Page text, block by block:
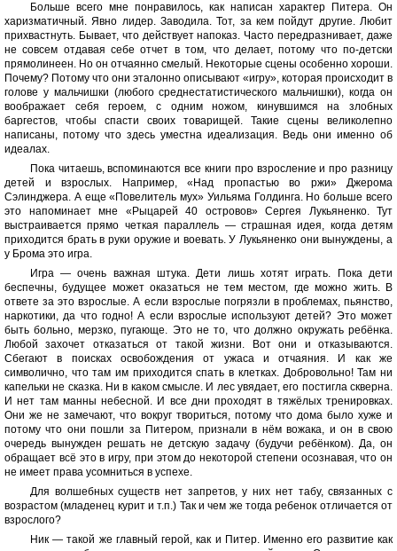
Больше всего мне понравилось, как написан характер Питера. Он
харизматичный. Явно лидер. Заводила. Тот, за кем пойдут другие. Любит
прихвастнуть. Бывает, что действует напоказ. Часто передразнивает, даже
не совсем отдавая себе отчет в том, что делает, потому что по-детски
прямолинеен. Но он отчаянно смелый. Некоторые сцены особенно хороши.
Почему? Потому что они эталонно описывают «игру», которая происходит в
голове у мальчишки (любого среднестатистического мальчишки), когда он
воображает себя героем, с одним ножом, кинувшимся на злобных
баргестов, чтобы спасти своих товарищей. Такие сцены великолепно
написаны, потому что здесь уместна идеализация. Ведь они именно об
идеалах.
Пока читаешь, вспоминаются все книги про взросление и про разницу
детей и взрослых. Например, «Над пропастью во ржи» Джерома
Сэлинджера. А еще «Повелитель мух» Уильяма Голдинга. Но больше всего
это напоминает мне «Рыцарей 40 островов» Сергея Лукьяненко. Тут
выстраивается прямо четкая параллель — страшная идея, когда детям
приходится брать в руки оружие и воевать. У Лукьяненко они вынуждены, а
у Брома это игра.
Игра — очень важная штука. Дети лишь хотят играть. Пока дети
беспечны, будущее может оказаться не тем местом, где можно жить. В
ответе за это взрослые. А если взрослые погрязли в проблемах, пьянство,
наркотики, да что годно! А если взрослые используют детей? Это может
быть больно, мерзко, пугающе. Это не то, что должно окружать ребёнка.
Любой захочет отказаться от такой жизни. Вот они и отказываются.
Сбегают в поисках освобождения от ужаса и отчаяния. И как же
символично, что там им приходится спать в клетках. Добровольно! Там ни
капельки не сказка. Ни в каком смысле. И лес увядает, его постигла скверна.
И нет там манны небесной. И все дни проходят в тяжёлых тренировках.
Они же не замечают, что вокруг твориться, потому что дома было хуже и
потому что они пошли за Питером, признали в нём вожака, и он в свою
очередь вынужден решать не детскую задачу (будучи ребёнком). Да, он
обращает всё это в игру, при этом до некоторой степени осознавая, что он
не имеет права усомниться в успехе.
Для волшебных существ нет запретов, у них нет табу, связанных с
возрастом (младенец курит и т.п.) Так и чем же тогда ребенок отличается от
взрослого?
Ник — такой же главный герой, как и Питер. Именно его развитие как